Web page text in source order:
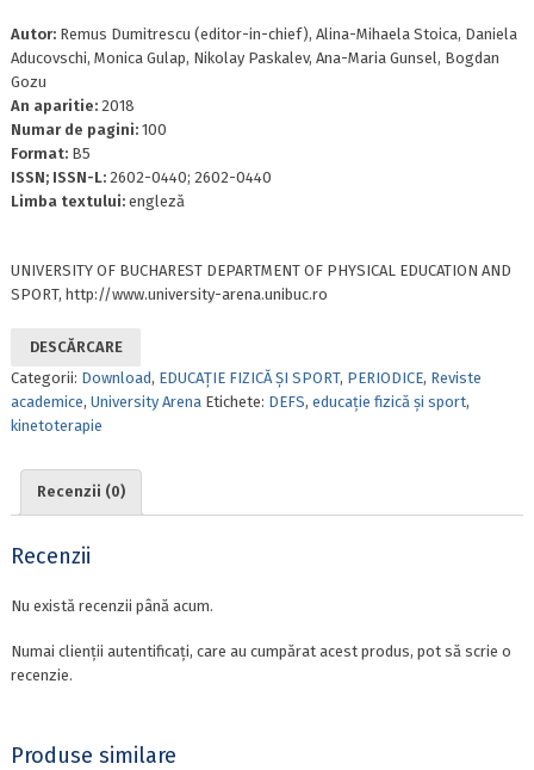
Autor: Remus Dumitrescu (editor-in-chief), Alina-Mihaela Stoica, Daniela
Aducovschi, Monica Gulap, Nikolay Paskalev, Ana-Maria Gunsel, Bogdan
Gozu
An aparitie: 2018
Numar de pagini: 100
Format: B5
ISSN; ISSN-L: 2602-0440; 2602-0440
Limba textului: engleză
UNIVERSITY OF BUCHAREST DEPARTMENT OF PHYSICAL EDUCATION AND
SPORT, http://www.university-arena.unibuc.ro
DESCĂRCARE
Categorii: Download, EDUCAȚIE FIZICĂ ȘI SPORT, PERIODICE, Reviste
academice, University Arena Etichete: DEFS, educaţie fizică şi sport,
kinetoterapie
Recenzii (0)
Recenzii
Nu există recenzii până acum.
Numai clienții autentificați, care au cumpărat acest produs, pot să scrie o
recenzie.
Produse similare